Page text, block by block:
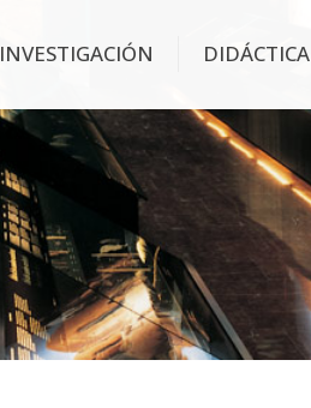
INVESTIGACIÓN DIDÁCTICA